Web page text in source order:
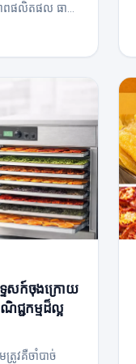
ាពផលិតផល ធានា
េសក៍ចុងក្រោយ
ជ្ជកម្មដ៏ល្អ
ត្រូវគឺចាំបាច់